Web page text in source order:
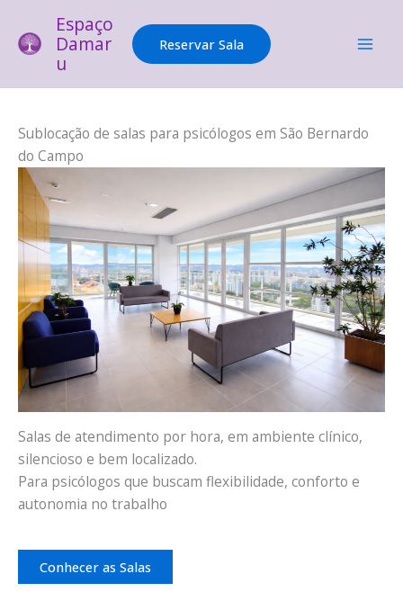
para
Espaço
Damar
u
Reservar Sala
Sublocação de salas para psicólogos em São Bernardo
do Campo
Salas de atendimento por hora, em ambiente clínico,
silencioso e bem localizado.
Para psicólogos que buscam flexibilidade, conforto e
autonomia no trabalho
Conhecer as Salas